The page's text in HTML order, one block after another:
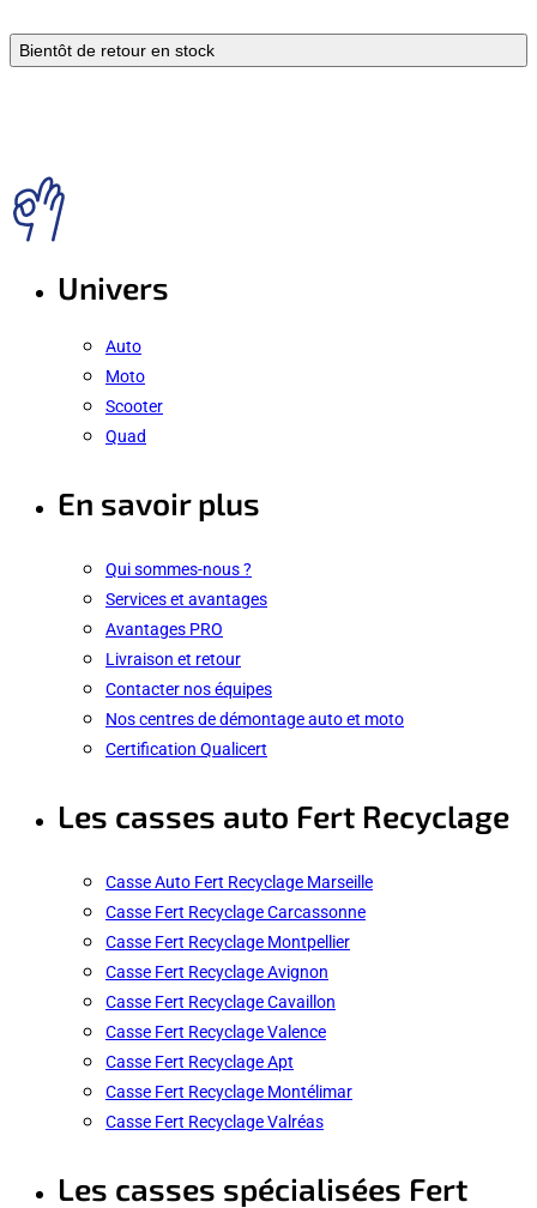
Bientôt de retour en stock
Univers
Auto
Moto
Scooter
Quad
En savoir plus
Qui sommes-nous ?
Services et avantages
Avantages PRO
Livraison et retour
Contacter nos équipes
Nos centres de démontage auto et moto
Certification Qualicert
Les casses auto Fert Recyclage
Casse Auto Fert Recyclage Marseille
Casse Fert Recyclage Carcassonne
Casse Fert Recyclage Montpellier
Casse Fert Recyclage Avignon
Casse Fert Recyclage Cavaillon
Casse Fert Recyclage Valence
Casse Fert Recyclage Apt
Casse Fert Recyclage Montélimar
Casse Fert Recyclage Valréas
Les casses spécialisées Fert